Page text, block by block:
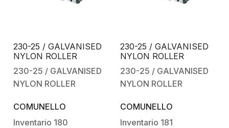
230-25 / GALVANISED
NYLON ROLLER
230-25 / GALVANISED
NYLON ROLLER
COMUNELLO
Inventario 180
230-25 / GALVANISED
NYLON ROLLER
230-25 / GALVANISED
NYLON ROLLER
COMUNELLO
Inventario 181